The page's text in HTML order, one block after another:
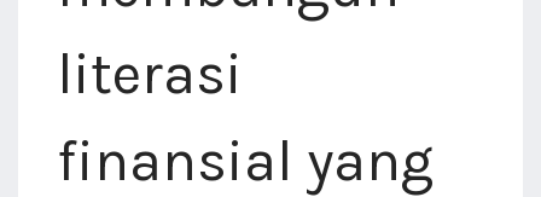
literasi
finansial yang